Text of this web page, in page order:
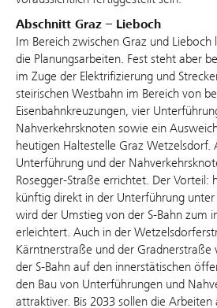
Abschnitt Graz – Lieboch
Im Bereich zwischen Graz und Lieboch
die Planungsarbeiten. Fest steht aber
im Zuge der Elektrifizierung und
steirischen Westbahn im Bereich von
Eisenbahnkreuzungen, vier
Nahverkehrsknoten sowie ein
heutigen Haltestelle Graz Wetzelsdorf.
Unterführung und der
Rosegger-Straße errichtet. Der Vorteil:
künftig direkt in der Unterführung unter
wird der Umstieg von der S-Bahn zum
erleichtert. Auch in der
Kärntnerstraße und der
der S-Bahn auf den innerstätischen
den Bau von Unterführungen und
attraktiver. Bis 2033 sollen die